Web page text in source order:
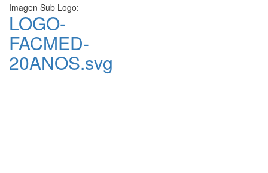
Imagen Sub Logo:
LOGO-
FACMED-
20ANOS.svg